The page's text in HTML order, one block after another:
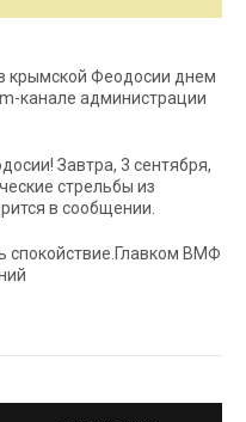
крымской Феодосии днем
канале администрации
Завтра, 3 сентября,
стрельбы из
в сообщении.
спокойствие.Главком ВМФ